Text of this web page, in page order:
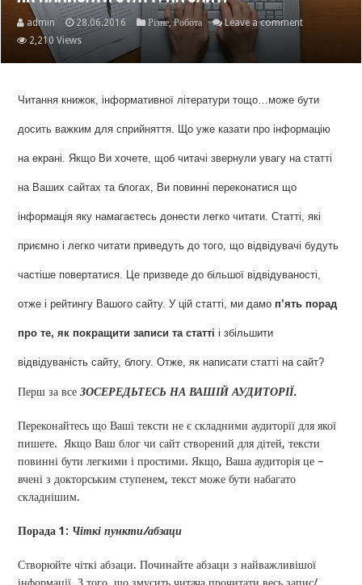
admin 28.06.2016 Різне,Робота
Leave a comment
2,210 Views
Читання книжок, інформативної літератури тощо…може бути
досить важким для сприйняття. Що уже казати про інформацію
на екрані. Якщо Ви хочете, щоб читачі звернули увагу на статті
на Ваших сайтах та блогах, Ви повинні переконатися що
інформація яку намагаєтесь донести легко читати. Статті, які
приємно і легко читати приведуть до того, що відвідувачі будуть
частіше повертатися. Це призведе до більшої відвідуваності,
отже і рейтингу Вашого сайту. У цій статті, ми дамо п’ять порад
про те, як покращити записи та статті і збільшити
відвідуваність сайту, блогу. Отже, як написати статті на сайт?
Перш за всеЗОСЕРЕДЬТЕСЬ НА ВАШІЙ АУДИТОРІЇ.
Переконайтесь що Ваші тексти не є складними аудиторії для якої
пишете. Якщо Ваш блог чи сайт створений для дітей, тексти
повинні бути легкими і простими. Якщо, Ваша аудиторія це –
вчені з докторським ступенем, текст може бути набагато
складнішим.
Порада 1: Чіткі пункти/абзаци
Створюйте чіткі абзаци. Починайте абзаци з найважливішої